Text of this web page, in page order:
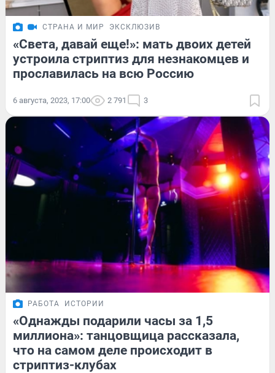
СТРАНА И МИР ЭКСКЛЮЗИВ
«Света, давай еще!»: мать двоих детей
устроила стриптиз для незнакомцев и
прославилась на всю Россию
6 августа, 2023, 17:00 2 791 3
РАБОТА ИСТОРИИ
«Однажды подарили часы за 1,5
миллиона»: танцовщица рассказала,
что на самом деле происходит в
стриптиз-клубах